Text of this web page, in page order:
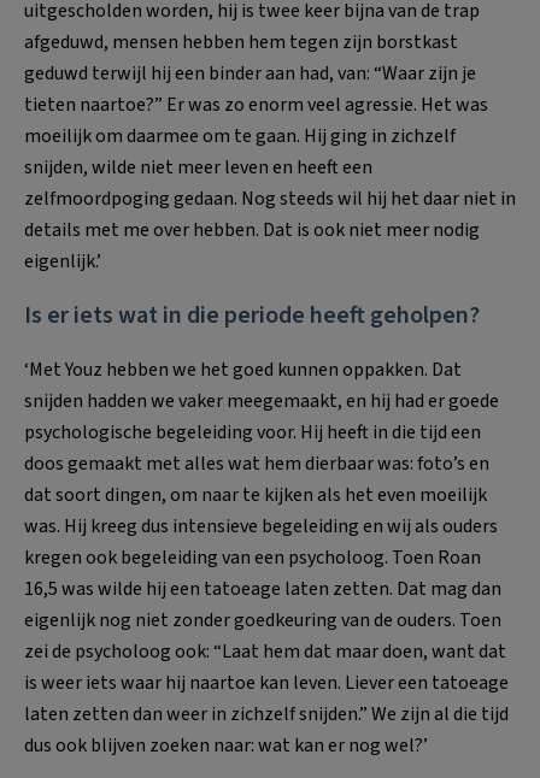
uitgescholden worden, hij is twee keer bijna van de trap
afgeduwd, mensen hebben hem tegen zijn borstkast
geduwd terwijl hij een binder aan had, van: “Waar zijn je
tieten naartoe?” Er was zo enorm veel agressie. Het was
moeilijk om daarmee om te gaan. Hij ging in zichzelf
snijden, wilde niet meer leven en heeft een
zelfmoordpoging gedaan. Nog steeds wil hij het daar niet in
details met me over hebben. Dat is ook niet meer nodig
eigenlijk.’
Is er iets wat in die periode heeft geholpen?
‘Met Youz hebben we het goed kunnen oppakken. Dat
snijden hadden we vaker meegemaakt, en hij had er goede
psychologische begeleiding voor. Hij heeft in die tijd een
doos gemaakt met alles wat hem dierbaar was: foto’s en
dat soort dingen, om naar te kijken als het even moeilijk
was. Hij kreeg dus intensieve begeleiding en wij als ouders
kregen ook begeleiding van een psycholoog. Toen Roan
16,5 was wilde hij een tatoeage laten zetten. Dat mag dan
eigenlijk nog niet zonder goedkeuring van de ouders. Toen
zei de psycholoog ook: “Laat hem dat maar doen, want dat
is weer iets waar hij naartoe kan leven. Liever een tatoeage
laten zetten dan weer in zichzelf snijden.” We zijn al die tijd
dus ook blijven zoeken naar: wat kan er nog wel?’